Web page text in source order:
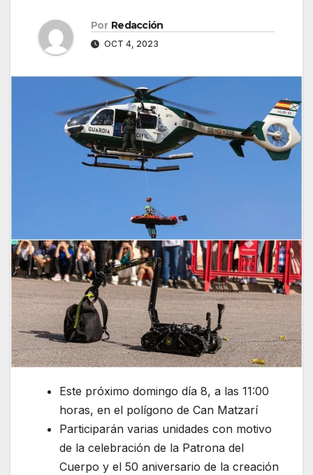
Por Redacción
OCT 4, 2023
Este próximo domingo día 8, a las 11:00
horas, en el polígono de Can Matzarí
Participarán varias unidades con motivo
de la celebración de la Patrona del
Cuerpo y el 50 aniversario de la creación